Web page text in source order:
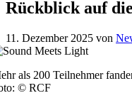
Rückblick auf
11. Dezember 2025 von
als 200 Teilnehmer
© RCF